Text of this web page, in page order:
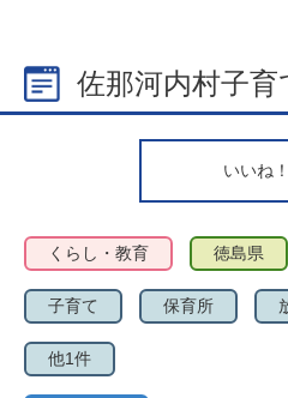
佐那河内村子育
いいね！
くらし・教育 徳島県
子育て 保育所
他1件